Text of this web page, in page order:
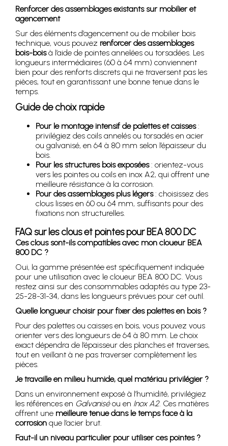
Renforcer des assemblages existants sur mobilier et
agencement
Sur des éléments d’agencement ou de mobilier bois
technique, vous pouvez renforcer des assemblages
bois-boisà l’aide de pointes annelées ou torsadées. Les
longueurs intermédiaires (60 à 64 mm) conviennent
bien pour des renforts discrets qui ne traversent pas les
pièces, tout en garantissant une bonne tenue dans le
temps.
Guide de choix rapide
Pour le montage intensif de palettes et caisses:
privilégiez des coils annelés ou torsadés en acier
ou galvanisé, en 64 à 80 mm selon l’épaisseur du
bois.
Pour les structures bois exposées: orientez-vous
vers les pointes ou coils en inox A2, qui offrent une
meilleure résistance à la corrosion.
Pour des assemblages plus légers: choisissez des
clous lisses en 60 ou 64 mm, suffisants pour des
fixations non structurelles.
FAQ sur les clous et pointes pour BEA 800 DC
Ces clous sont-ils compatibles avec mon cloueur BEA
800 DC ?
Oui, la gamme présentée est spécifiquement indiquée
pour une utilisation avec le cloueur BEA 800 DC. Vous
restez ainsi sur des consommables adaptés au type 23-
25-28-31-34, dans les longueurs prévues pour cet outil.
Quelle longueur choisir pour fixer des palettes en bois ?
Pour des palettes ou caisses en bois, vous pouvez vous
orienter vers des longueurs de 64 à 80 mm. Le choix
exact dépendra de l’épaisseur des planches et traverses,
tout en veillant à ne pas traverser complètement les
pièces.
Je travaille en milieu humide, quel matériau privilégier ?
Dans un environnement exposé à l’humidité, privilégiez
les références en Galvaniséou en Inox A2. Ces matières
offrent une meilleure tenue dans le temps face à la
corrosion que l’acier brut.
Faut-il un niveau particulier pour utiliser ces pointes ?